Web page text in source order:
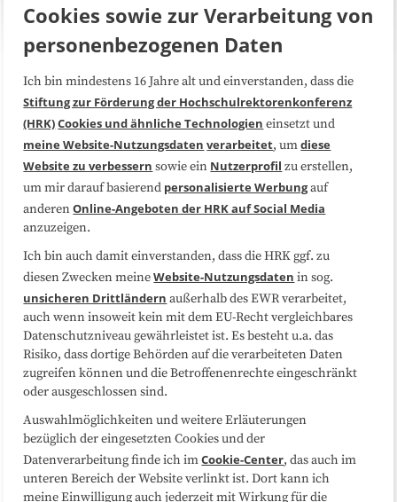
Über uns FAQ
Medienarbeit Kooperationen
Datenschutzerklärung Impressum
Sitemap
Folgen Sie uns
Cookies sowie zur Verarbeitung von
personenbezogenen Daten
Ich bin mindestens 16 Jahre alt und einverstanden, dass die
Stiftung zur Förderung der Hochschulrektorenkonferenz
(HRK)Cookies und ähnliche Technologien einsetzt und
meine Website-Nutzungsdaten verarbeitet, umdiese
Website zu verbessern sowie ein Nutzerprofil zu erstellen,
um mir darauf basierend personalisierte Werbungauf
anderenOnline-Angeboten der HRK auf Social Media
anzuzeigen.
Ich bin auch damit einverstanden, dass die HRK ggf. zu
diesen Zwecken meineWebsite-Nutzungsdaten in sog.
unsicheren Drittländern außerhalb des EWR verarbeitet,
auch wenn insoweit kein mit dem EU-Recht vergleichbares
Datenschutzniveau gewährleistet ist. Es besteht u.a. das
Risiko, dass dortige Behörden auf die verarbeiteten Daten
zugreifen können und die Betroffenenrechte eingeschränkt
oder ausgeschlossen sind.
Auswahlmöglichkeiten und weitere Erläuterungen
bezüglich der eingesetzten Cookies und der
Datenverarbeitung finde ich imCookie-Center, das auch im
unteren Bereich der Website verlinkt ist. Dort kann ich
meine Einwilligung auch jederzeit mit Wirkung für die